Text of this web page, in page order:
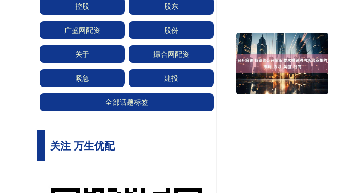
控股 股东
广盛网配资 股份
关于 撮合网配资
紧急 建投
全部话题标签
关注 万生优配